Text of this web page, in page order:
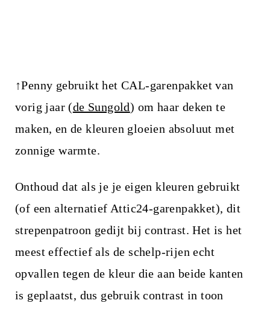
↑Penny gebruikt het CAL-garenpakket van
vorig jaar (de Sungold) om haar deken te
maken, en de kleuren gloeien absoluut met
zonnige warmte.
Onthoud dat als je je eigen kleuren gebruikt
(of een alternatief Attic24-garenpakket), dit
strepenpatroon gedijt bij contrast. Het is het
meest effectief als de schelp-rijen echt
opvallen tegen de kleur die aan beide kanten
is geplaatst, dus gebruik contrast in toon